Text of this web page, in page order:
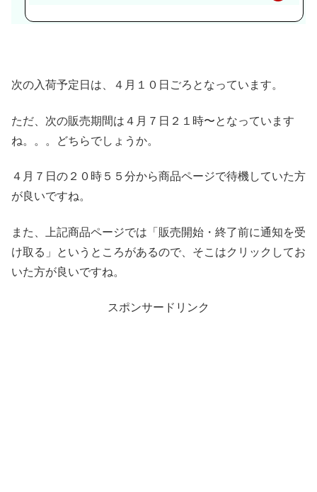
次の入荷予定日は、４月１０日ごろとなっています。
ただ、次の販売期間は４月７日２１時〜となっています
ね。。。どちらでしょうか。
４月７日の２０時５５分から商品ページで待機していた方
が良いですね。
また、上記商品ページでは「販売開始・終了前に通知を受
け取る」というところがあるので、そこはクリックしてお
いた方が良いですね。
スポンサードリンク